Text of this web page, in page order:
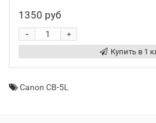
1350 руб
+
-
Купить в 1
Canon CB-5L